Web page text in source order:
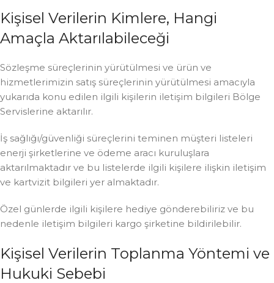
Kişisel Verilerin Kimlere, Hangi
Amaçla Aktarılabileceği
Sözleşme süreçlerinin yürütülmesi ve ürün ve
hizmetlerimizin satış süreçlerinin yürütülmesi amacıyla
yukarıda konu edilen ilgili kişilerin iletişim bilgileri Bölge
Servislerine aktarılır.
İş sağlığı/güvenliği süreçlerini teminen müşteri listeleri
enerji şirketlerine ve ödeme aracı kuruluşlara
aktarılmaktadır ve bu listelerde ilgili kişilere ilişkin iletişim
ve kartvizit bilgileri yer almaktadır.
Özel günlerde ilgili kişilere hediye gönderebiliriz ve bu
nedenle iletişim bilgileri kargo şirketine bildirilebilir.
Kişisel Verilerin Toplanma Yöntemi ve
Hukuki Sebebi